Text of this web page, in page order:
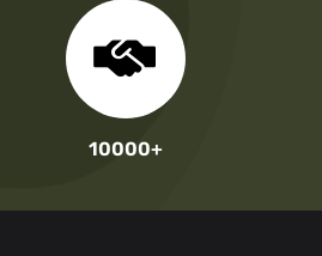
10000+